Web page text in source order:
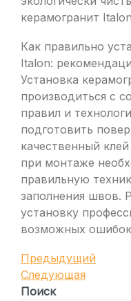
керамогранит
Как правильно
Italon:
Установка
производиться с
правил и
подготовить
качественный
при монтаже
правильную
заполнения швов.
установку
возможных
Навигация
по
Предыдущая
запись
Предыдущий
Следующая
запись
Следующая
Поиск